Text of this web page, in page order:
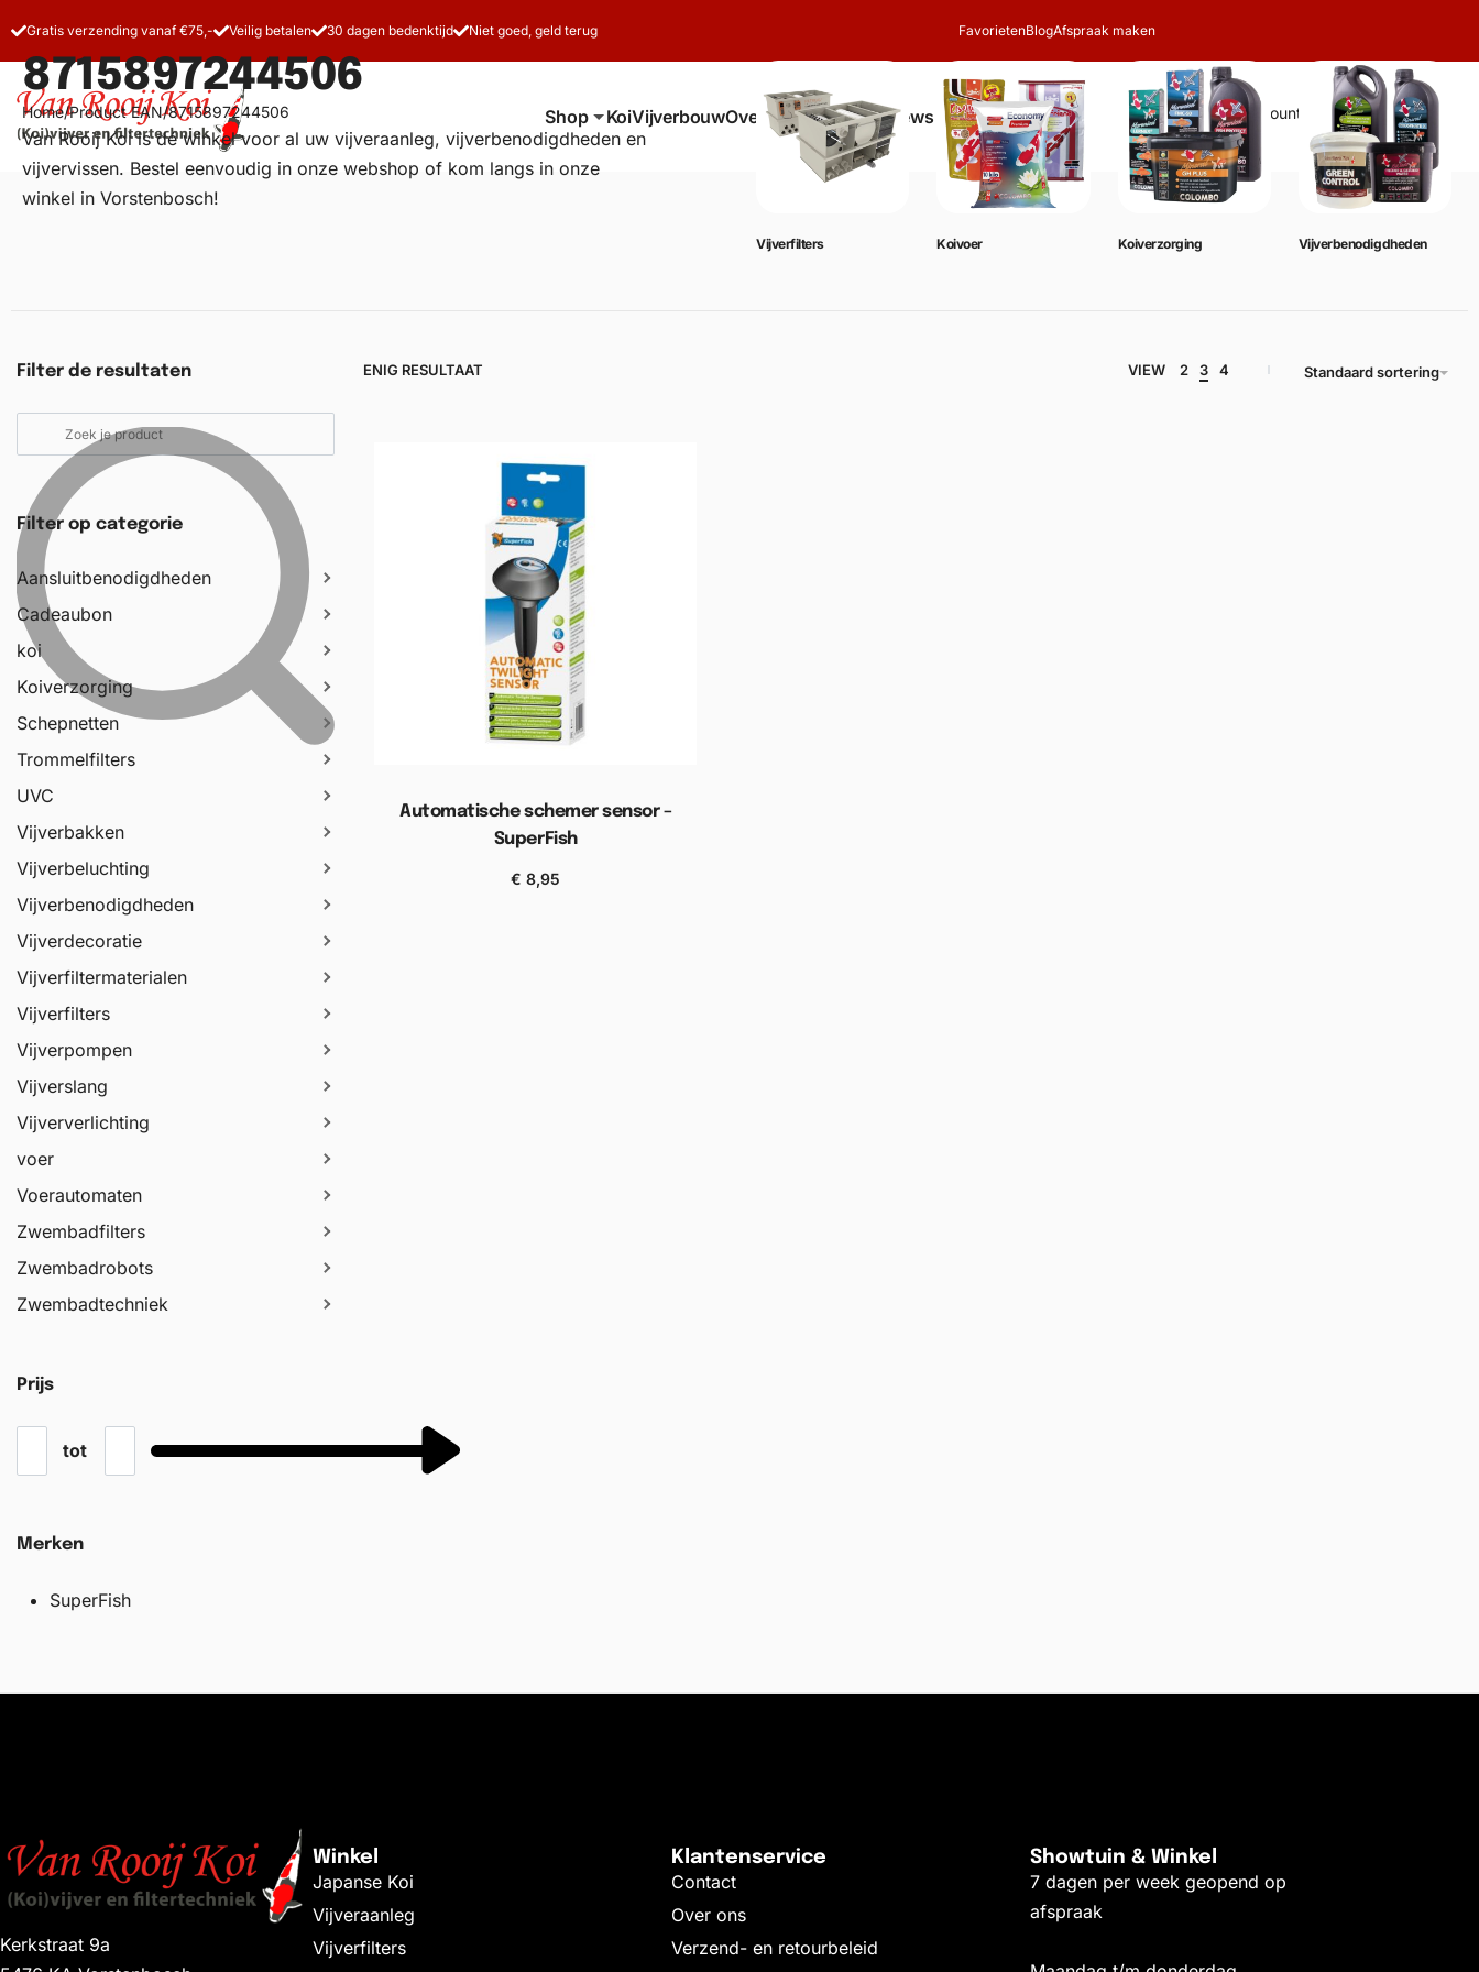
Gratis verzending vanaf €75,- Veilig betalen 30 dagen bedenktijd Niet goed, geld terug FavorietenBlogAfspraak maken
Shop KoiVijverbouwOver onsContactReviews Zoeken Account Winkelwagen 0
8715897244506
Home/Product EAN/8715897244506
Van Rooij Koi is dé winkel voor al uw vijveraanleg, vijverbenodigdheden en
vijvervissen. Bestel eenvoudig in onze webshop of kom langs in onze
winkel in Vorstenbosch!
Vijverfilters Koivoer Koiverzorging Vijverbenodigdheden
Filter de resultaten
Filter op categorie
Aansluitbenodigdheden
Cadeaubon
koi
Koiverzorging
Schepnetten
Trommelfilters
UVC
Vijverbakken
Vijverbeluchting
Vijverbenodigdheden
Vijverdecoratie
Vijverfiltermaterialen
Vijverfilters
Vijverpompen
Vijverslang
Vijververlichting
voer
Voerautomaten
Zwembadfilters
Zwembadrobots
Zwembadtechniek
Prijs
tot
Merken
SuperFish
ENIG RESULTAAT VIEW 2 3 4 Standaard sortering
Automatische schemer sensor –
SuperFish
€ 8,95
Kerkstraat 9a
Winkel
Japanse Koi
Vijveraanleg
Vijverfilters
Klantenservice
Contact
Over ons
Verzend- en retourbeleid
Showtuin & Winkel
7 dagen per week geopend op
afspraak